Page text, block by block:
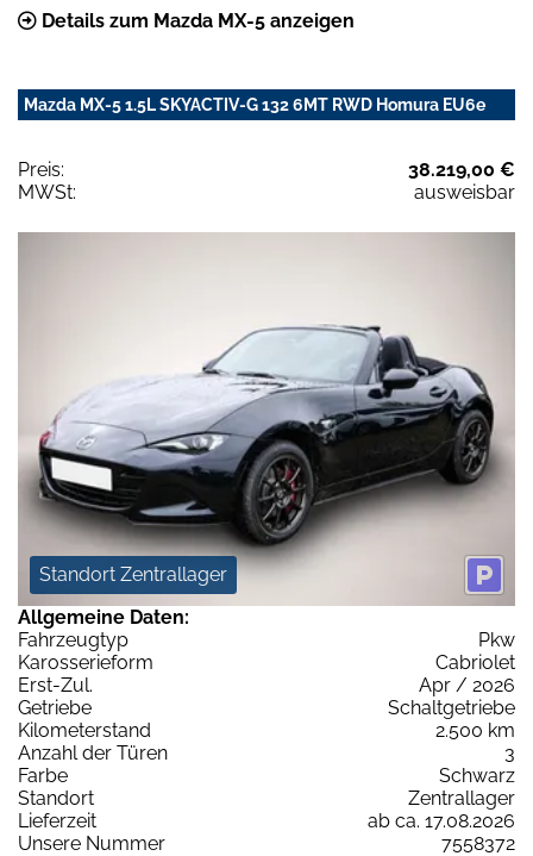
Details zum Mazda MX-5 anzeigen
Mazda MX-5 1.5L SKYACTIV-G 132 6MT RWD Homura EU6e
Preis:
38.219,00 €
MWSt:
ausweisbar
Standort Zentrallager
Allgemeine Daten:
Fahrzeugtyp
Pkw
Karosserieform
Cabriolet
Erst-Zul.
Apr / 2026
Getriebe
Schaltgetriebe
Kilometerstand
2.500 km
Anzahl der Türen
3
Farbe
Schwarz
Standort
Zentrallager
Lieferzeit
ab ca. 17.08.2026
Unsere Nummer
7558372